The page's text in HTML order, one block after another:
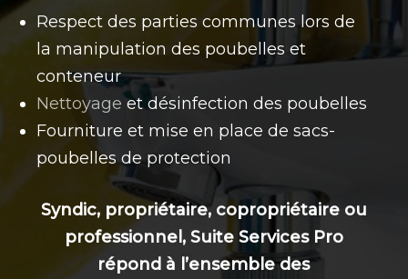
Respect des parties communes lors de
la manipulation des poubelles et
conteneur
Nettoyageet désinfection des poubelles
Fourniture et mise en place de sacs-
poubelles de protection
Syndic, propriétaire, copropriétaire ou
professionnel, Suite Services Pro
répond à l’ensemble des